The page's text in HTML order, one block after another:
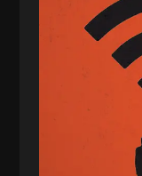
سروش کرمیان،
فائزه فتحی